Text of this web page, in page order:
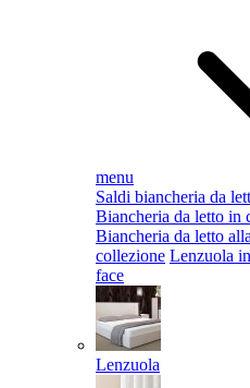
menu
Saldi biancheria da
Biancheria da letto in
Biancheria da letto
collezione Lenzuola
face
Lenzuola